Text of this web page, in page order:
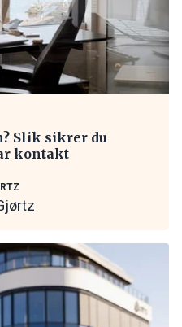
Slik sikrer du
kontakt